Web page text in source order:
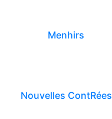
Menhirs
Nouvelles ContRées